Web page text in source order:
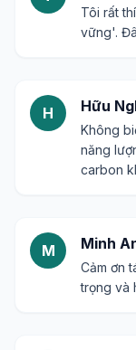
Tôi rất
vững'.
H Hữu
Không
năng
carbon
M Minh
Cảm ơn
trọng và